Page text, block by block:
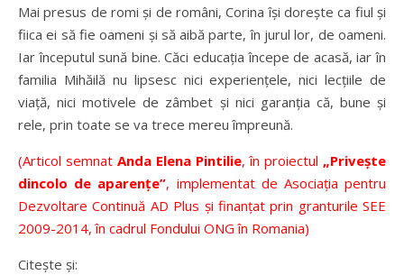
Mai presus de romi și de români, Corina își dorește ca fiul și
fiica ei să fie oameni și să aibă parte, în jurul lor, de oameni.
Iar începutul sună bine. Căci educația începe de acasă, iar în
familia Mihăilă nu lipsesc nici experiențele, nici lecțiile de
viață, nici motivele de zâmbet și nici garanția că, bune și
rele, prin toate se va trece mereu împreună.
(Articol semnat Anda Elena Pintilie, în proiectul „Privește
dincolo de aparențe”, implementat de Asociația pentru
Dezvoltare Continuă AD Plus și finanțat prin granturile SEE
2009-2014, în cadrul Fondului ONG în Romania)
Citește și: